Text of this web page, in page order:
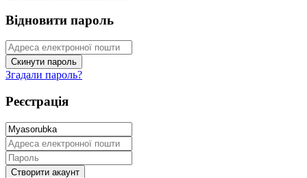
Відновити пароль
Згадали пароль?
Реєстрація